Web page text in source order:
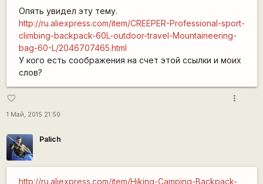
Опять увидел эту тему.
http://ru.aliexpress.com/item/CREEPER-Professional-sport-
climbing-backpack-60L-outdoor-travel-Mountaineering-
bag-60-L/2046707465.html
У кого есть соображения на счет этой ссылки и моих
слов?
favorite_border
1 Май, 2015 21:50
more_vert
Palich
http://ru.aliexpress.com/item/Hiking-Camping-Backpack-